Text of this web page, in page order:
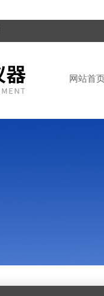
网站首